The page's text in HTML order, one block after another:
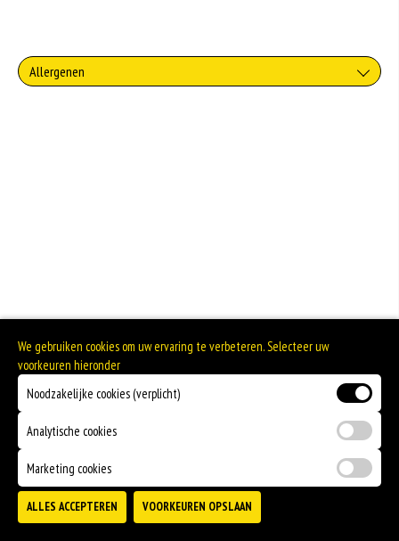
Allergenen
We gebruiken cookies om uw ervaring te verbeteren. Selecteer uw
voorkeuren hieronder
Noodzakelijke cookies (verplicht)
Analytische cookies
Marketing cookies
ALLES ACCEPTEREN VOORKEUREN OPSLAAN